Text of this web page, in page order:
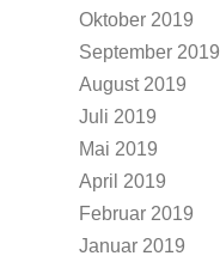
Oktober 2019
September 2019
August 2019
Juli 2019
Mai 2019
April 2019
Februar 2019
Januar 2019